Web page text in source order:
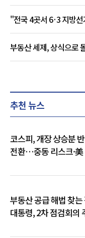
"전국 4곳서 6·3 지방
부동산 세제, 상식으로
추천 뉴스
코스피, 개장 상승분
전환…중동 리스크·美
부동산 공급 해법 찾
대통령, 2차 점검회의